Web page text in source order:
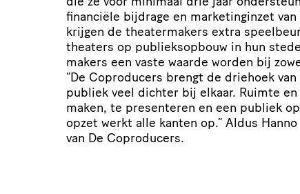
financiële bijdrage en marke­ting­inzet
krijgen de thea­ter­ma­kers extra
theaters op publieks­op­bouw in hun
makers een vaste waarde worden bij
“De Coproducers brengt de driehoek
publiek veel dichter bij elkaar. Ruimte
maken, te presenteren en een publiek
opzet werkt alle kanten op.” Aldus
van De Coproducers.